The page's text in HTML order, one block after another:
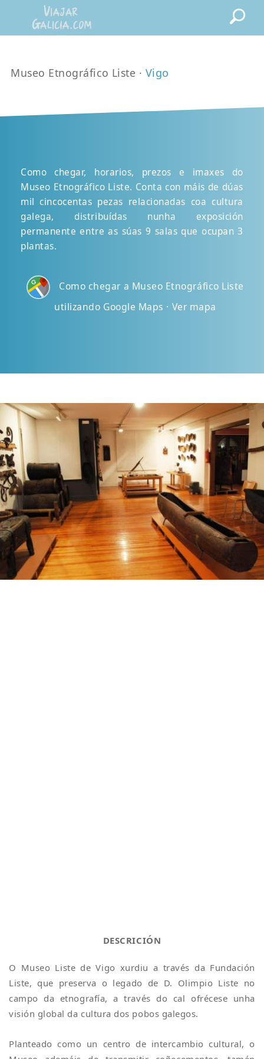
Museo Etnográfico Liste · Vigo
Como chegar, horarios, prezos e imaxes do
Museo Etnográfico Liste. Conta con máis de dúas
mil cincocentas pezas relacionadas coa cultura
galega, distribuídas nunha exposición
permanente entre as súas 9 salas que ocupan 3
plantas.
Como chegar a Museo Etnográfico Liste
utilizando Google Maps · Ver mapa
DESCRICIÓN
O Museo Liste de Vigo xurdiu a través da Fundación
Liste, que preserva o legado de D. Olimpio Liste no
campo da etnografía, a través do cal ofrécese unha
visión global da cultura dos pobos galegos.
Planteado como un centro de intercambio cultural, o